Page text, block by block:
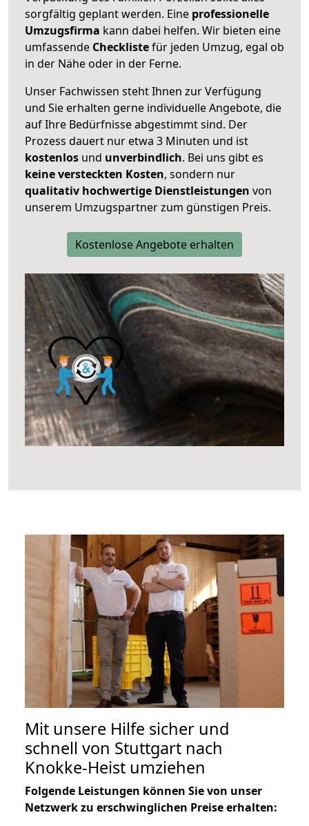
sorgfältig geplant werden. Eine professionelle
Umzugsfirma kann dabei helfen. Wir bieten eine
umfassende Checklistefür jeden Umzug, egal ob
in der Nähe oder in der Ferne.
Unser Fachwissen steht Ihnen zur Verfügung
und Sie erhalten gerne individuelle Angebote, die
auf Ihre Bedürfnisse abgestimmt sind. Der
Prozess dauert nur etwa 3 Minuten und ist
kostenlos und unverbindlich. Bei uns gibt es
keine versteckten Kosten, sondern nur
qualitativ hochwertige Dienstleistungen von
unserem Umzugspartner zum günstigen Preis.
Kostenlose Angebote erhalten
Mit unsere Hilfe sicher und
schnell von Stuttgart nach
Knokke-Heist umziehen
Folgende Leistungen können Sie von unser
Netzwerk zu erschwinglichen Preise erhalten: